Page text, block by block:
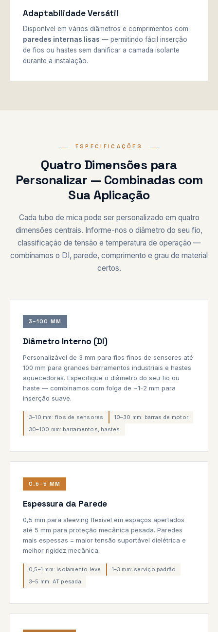
Adaptabilidade Versátil
Disponível em vários diâmetros e comprimentos com
paredes internas lisas — permitindo fácil inserção
de fios ou hastes sem danificar a camada isolante
durante a instalação.
ESPECIFICAÇÕES
Quatro Dimensões para
Personalizar — Combinadas com
Sua Aplicação
Cada tubo de mica pode ser personalizado em quatro
dimensões centrais. Informe-nos o diâmetro do seu fio,
classificação de tensão e temperatura de operação —
combinamos o DI, parede, comprimento e grau de material
certos.
3–100 MM
Diâmetro Interno (DI)
Personalizável de 3 mm para fios finos de sensores até
100 mm para grandes barramentos industriais e hastes
aquecedoras. Especifique o diâmetro do seu fio ou
haste — combinamos com folga de ~1-2 mm para
inserção suave.
3–10 mm: fios de sensores
10–30 mm: barras de motor
30–100 mm: barramentos, hastes
0.5–5 MM
Espessura da Parede
0,5 mm para sleeving flexível em espaços apertados
até 5 mm para proteção mecânica pesada. Paredes
mais espessas = maior tensão suportável dielétrica e
melhor rigidez mecânica.
0,5–1 mm: isolamento leve
1–3 mm: serviço padrão
3–5 mm: AT pesada